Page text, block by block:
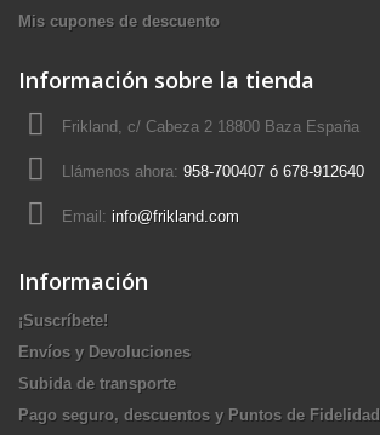
Mis cupones de descuento
Información sobre la tienda
Frikland, c/ Cabeza 2 18800 Baza España
Llámenos ahora: 958-700407 ó 678-912640
Email: info@frikland.com
Información
¡Suscríbete!
Envíos y Devoluciones
Subida de transporte
Pago seguro, descuentos y Puntos de Fidelidad